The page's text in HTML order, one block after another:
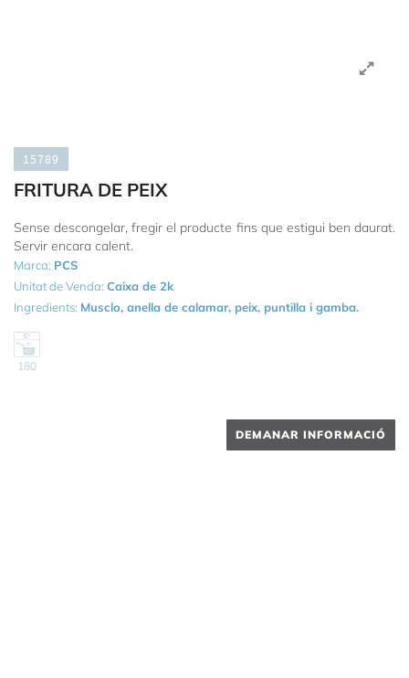
15789
FRITURA DE PEIX
Sense descongelar, fregir el producte fins que estigui ben daurat.
Servir encara calent.
Marca: PCS
Unitat de Venda: Caixa de 2k
Ingredients: Musclo, anella de calamar, peix, puntilla i gamba.
180
DEMANAR INFORMACIÓ